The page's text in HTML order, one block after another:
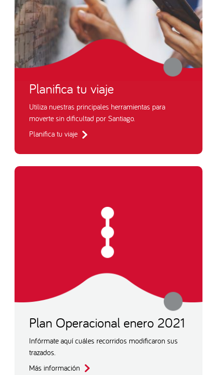
Planifica tu viaje
Utiliza nuestras principales herramientas para
moverte sin dificultad por Santiago.
Planifica tu viaje
Plan Operacional enero 2021
Infórmate aquí cuáles recorridos modificaron sus
trazados.
Más información